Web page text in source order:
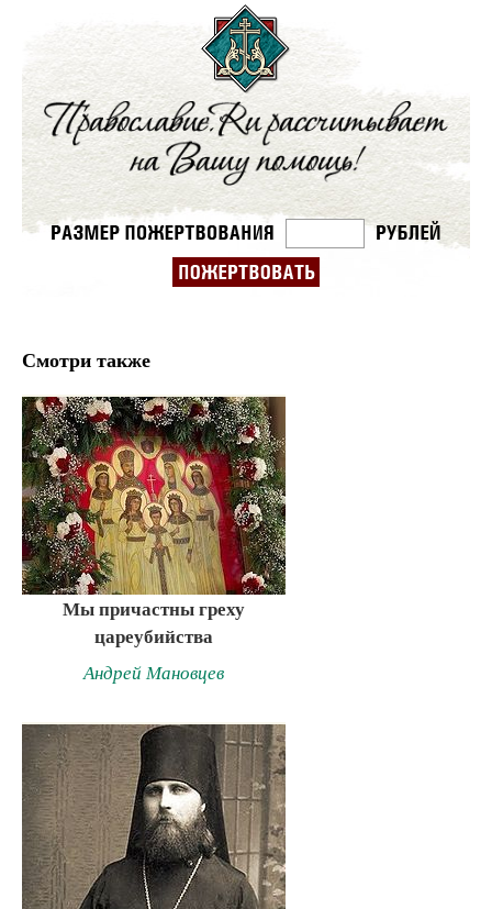
Смотри также
Мы причастны греху
цареубийства
Андрей Мановцев